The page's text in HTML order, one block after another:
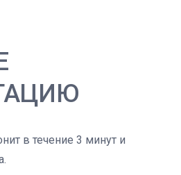
в течение 3 минут и